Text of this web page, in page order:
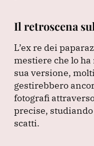
Il retroscena
L’ex re dei
mestiere che lo ha
sua versione,
gestirebbero
fotografi
precise,
scatti.